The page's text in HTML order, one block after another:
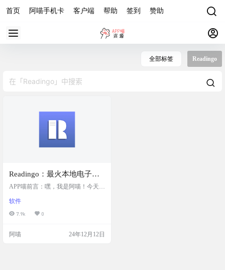
首页 阿喵手机卡 客户端 帮助 签到 赞助
全部标签 Readingo
Readingo：最火本地电子书
阅读器，支持TXT格式的电
Anyview重制版
APP喵前言：嘿，我是阿喵！今天要
——Readingo。这个阅读器特别火，
因为它不仅提供流畅的阅读体验，
eadingo绝对是个不错的选择。快来
软件
7.9k 0
阿喵 24年12月12日